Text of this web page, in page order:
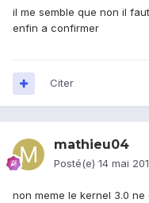
il me semble que non il
enfin a confirmer
Citer
mathieu04
Posté(e) 14 mai
non meme le kernel 3.0